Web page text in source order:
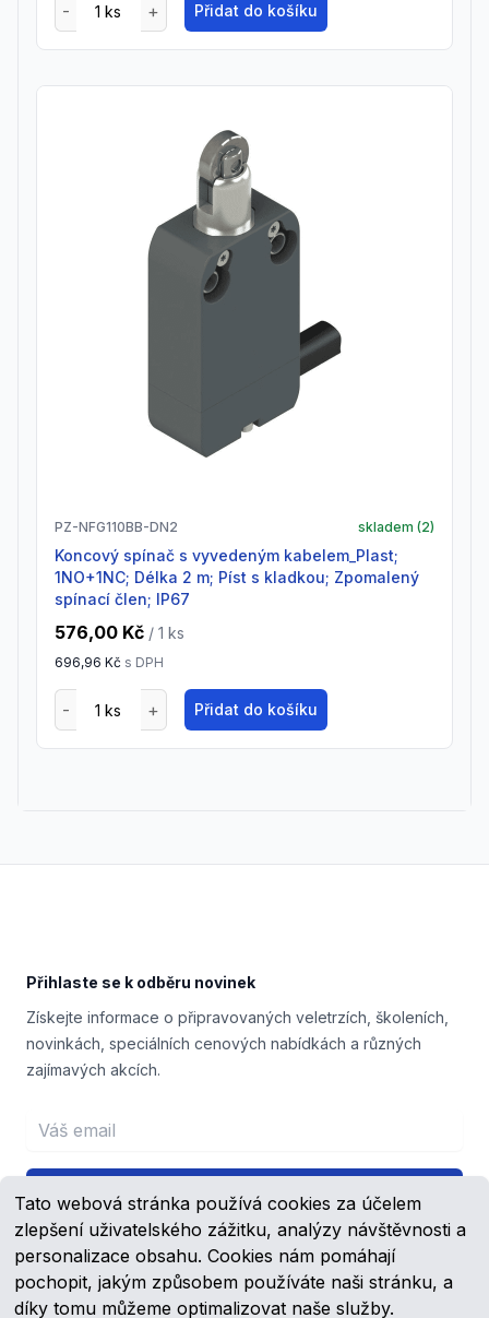
Tato webová stránka používá cookies za účelem
zlepšení uživatelského zážitku, analýzy návštěvnosti a
personalizace obsahu. Cookies nám pomáhají
pochopit, jakým způsobem používáte naši stránku, a
díky tomu můžeme optimalizovat naše služby.
Přidat do košíku
PZ-NFG110BB-DN2 skladem (2)
Koncový spínač s vyvedeným kabelem_Plast;
1NO+1NC; Délka 2 m; Píst s kladkou; Zpomalený
spínací člen; IP67
576,00 Kč / 1 ks
696,96 Kč s DPH
Přidat do košíku
Přihlaste se k odběru novinek
Získejte informace o připravovaných veletrzích, školeních,
novinkách, speciálních cenových nabídkách a různých
zajímavých akcích.
Email address
Přihlášení
FacebookYouTube